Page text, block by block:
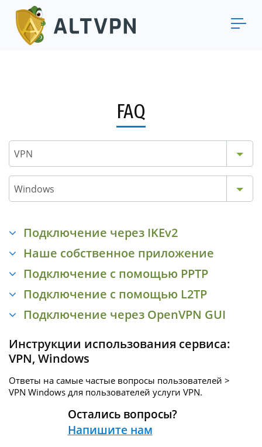
FAQ
VPN
Windows
Подключение через IKEv2
Наше собственное приложение
Подключение с помощью PPTP
Подключение с помощью L2TP
Подключение через OpenVPN GUI
Инструкции использования сервиса:
VPN, Windows
Ответы на самые частые вопросы пользователей >
VPN Windows для пользователей услуги VPN.
Остались вопросы?
Напишите нам